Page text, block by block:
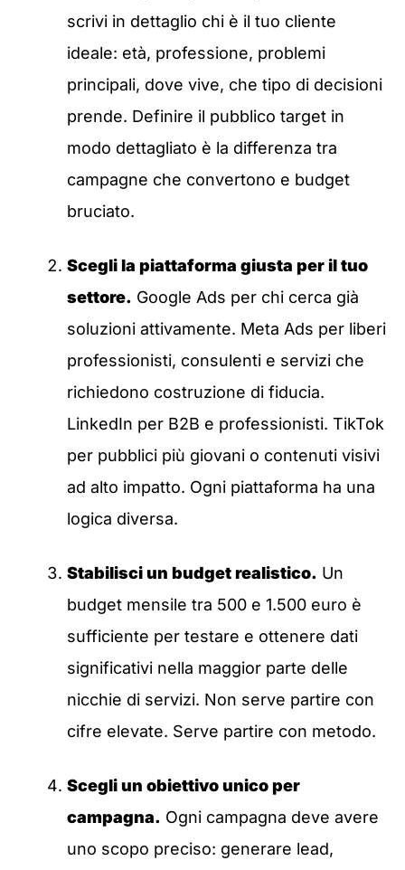
scrivi in dettaglio chi è il tuo cliente
ideale: età, professione, problemi
principali, dove vive, che tipo di decisioni
prende. Definire il pubblico target in
modo dettagliato è la differenza tra
campagne che convertono e budget
bruciato.
Scegli la piattaforma giusta per il tuo
settore. Google Ads per chi cerca già
soluzioni attivamente. Meta Ads per liberi
professionisti, consulenti e servizi che
richiedono costruzione di fiducia.
LinkedIn per B2B e professionisti. TikTok
per pubblici più giovani o contenuti visivi
ad alto impatto. Ogni piattaforma ha una
logica diversa.
Stabilisci un budget realistico. Un
budget mensile tra 500 e 1.500 euro è
sufficiente per testare e ottenere dati
significativi nella maggior parte delle
nicchie di servizi. Non serve partire con
cifre elevate. Serve partire con metodo.
Scegli un obiettivo unico per
campagna. Ogni campagna deve avere
uno scopo preciso: generare lead,